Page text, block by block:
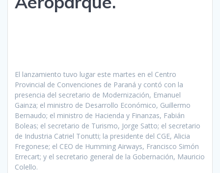
El lanzamiento tuvo lugar este martes en el Centro
Provincial de Convenciones de Paraná y contó con la
presencia del secretario de Modernización, Emanuel
Gainza; el ministro de Desarrollo Económico, Guillermo
Bernaudo; el ministro de Hacienda y Finanzas, Fabián
Boleas; el secretario de Turismo, Jorge Satto; el secretario
de Industria Catriel Tonutti; la presidente del CGE, Alicia
Fregonese; el CEO de Humming Airways, Francisco Simón
Errecart; y el secretario general de la Gobernación, Mauricio
Colello.